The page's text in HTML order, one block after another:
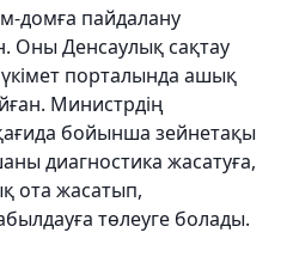
домға пайдалану
Оны Денсаулық сақтау
порталында ашық
Министрдің
бойынша зейнетақы
диагностика жасатуға,
ота жасатып,
төлеуге болады.